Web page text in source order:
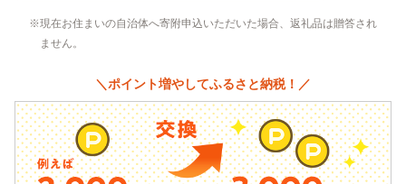
現在お住まいの自治体へ寄附申込いただいた場合、返礼品は贈答され
ません。
＼ポイント増やしてふるさと納税！／